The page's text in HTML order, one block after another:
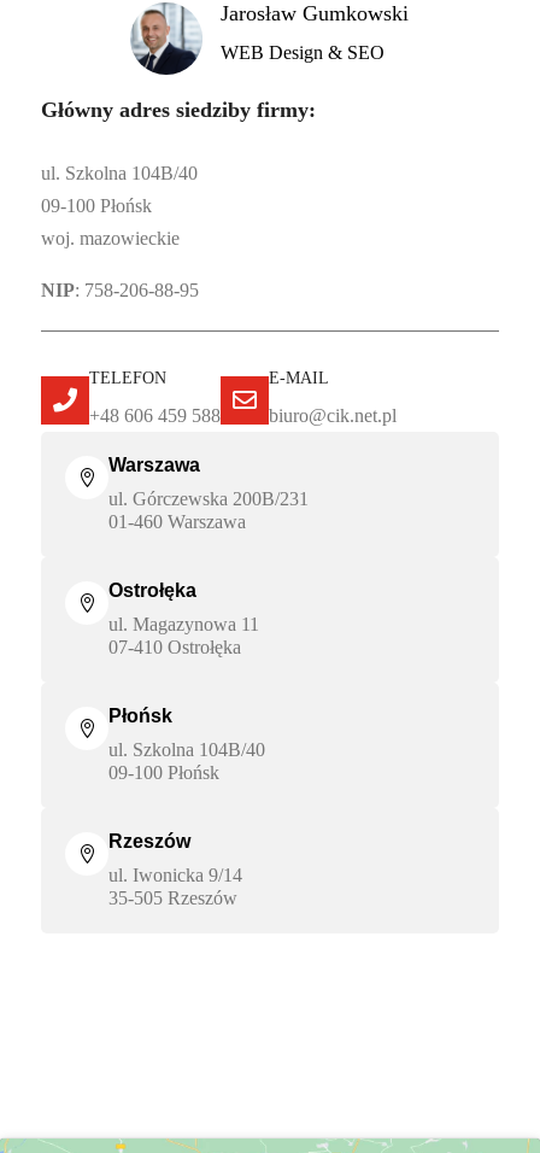
Jarosław Gumkowski
WEB Design & SEO
Główny adres siedziby firmy:
ul. Szkolna 104B/40
09-100 Płońsk
woj. mazowieckie
NIP: 758-206-88-95

TELEFON
+48 606 459 588

E-MAIL
biuro@cik.net.pl

Warszawa
ul. Górczewska 200B/231
01-460 Warszawa

Ostrołęka
ul. Magazynowa 11
07-410 Ostrołęka

Płońsk
ul. Szkolna 104B/40
09-100 Płońsk

Rzeszów
ul. Iwonicka 9/14
35-505 Rzeszów